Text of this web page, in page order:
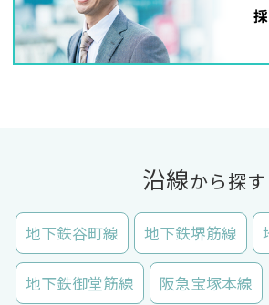
沿線から探す
地下鉄谷町線 地下鉄堺筋線
地下鉄御堂筋線 阪急宝塚本線